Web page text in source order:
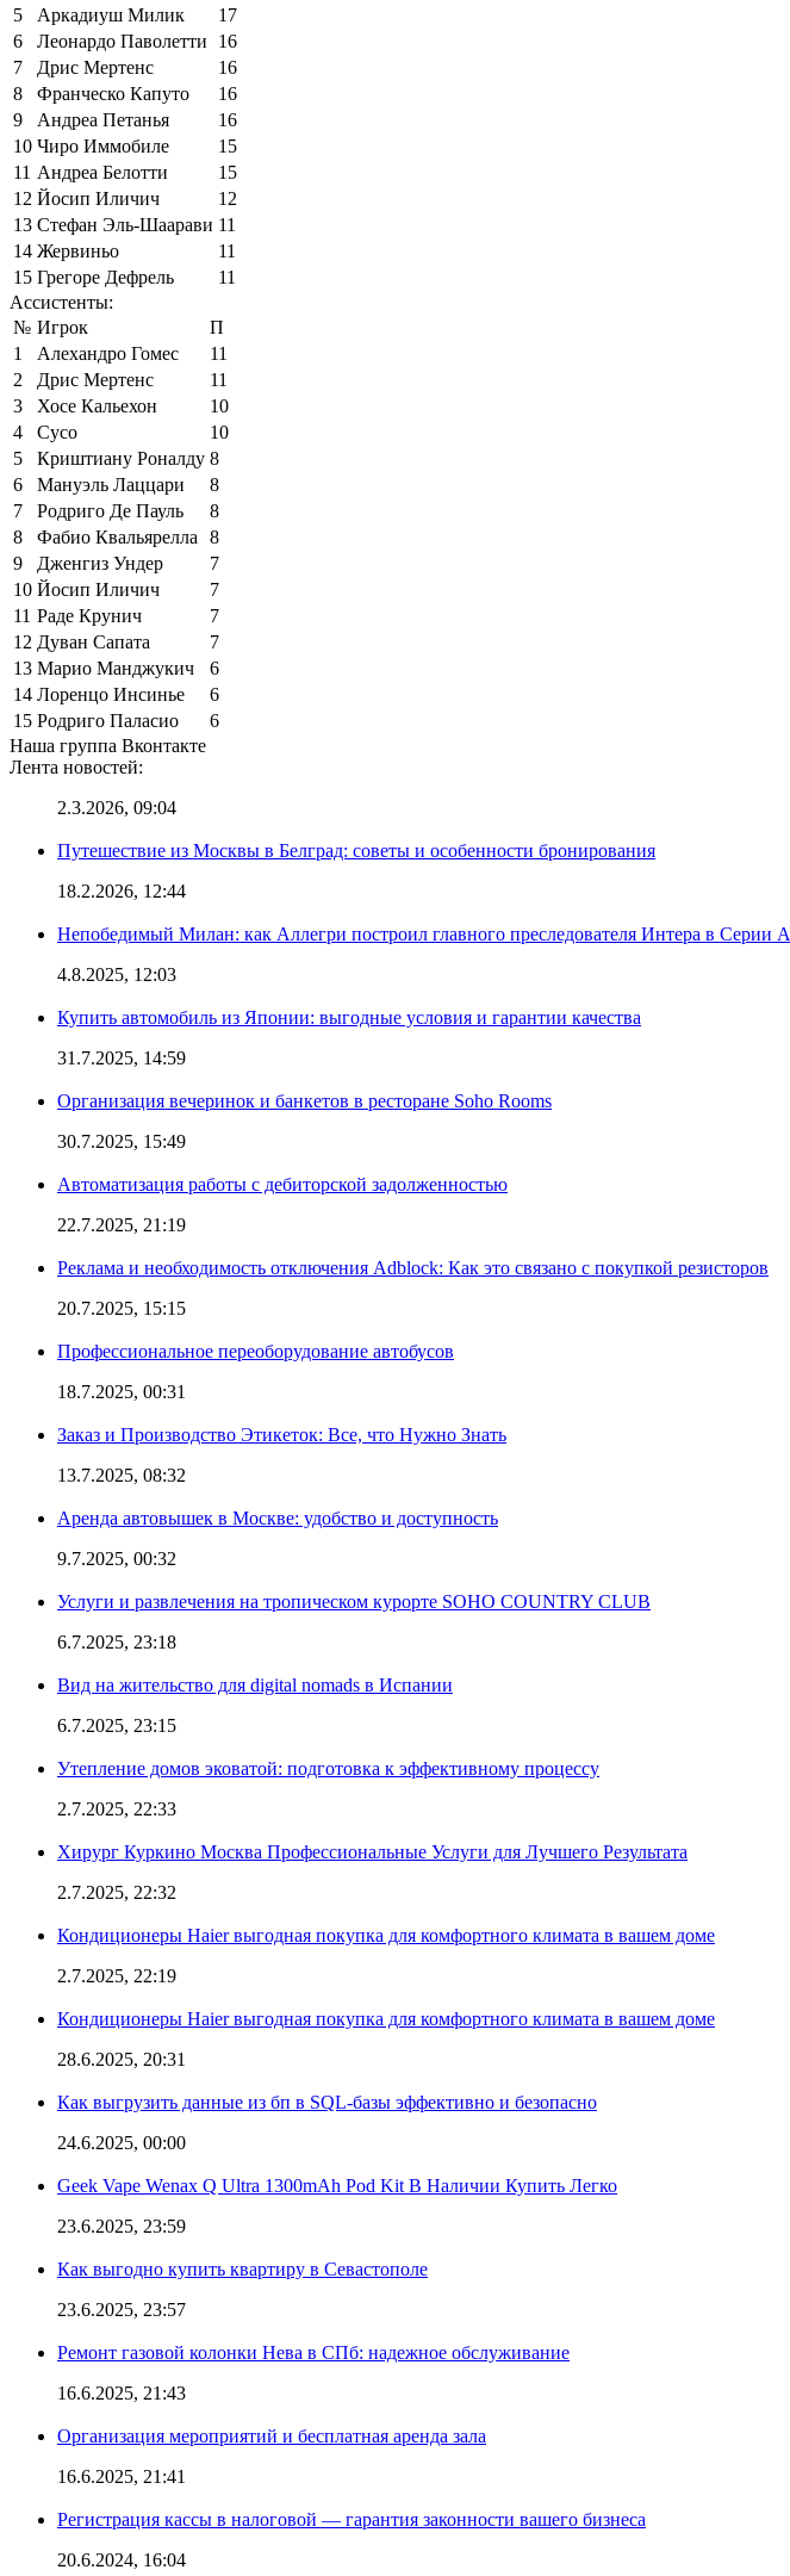
5
Аркадиуш Милик
17
6
Леонардо Паволетти
16
7
Дрис Мертенс
16
8
Франческо Капуто
16
9
Андреа Петанья
16
10 Чиро Иммобиле
15
11 Андреа Белотти
15
12 Йосип Иличич
12
13 Стефан Эль-Шаарави 11
14 Жервиньо
11
15 Грегоре Дефрель
11
Ассистенты:
№ Игрок
П
1
Алехандро Гомес
11
2
Дрис Мертенс
11
3
Хосе Кальехон
10
4
Сусо
10
5
Криштиану Роналду 8
6
Мануэль Лаццари
8
7
Родриго Де Пауль
8
8
Фабио Квальярелла
8
9
Дженгиз Ундер
7
10 Йосип Иличич
7
11 Раде Крунич
7
12 Дуван Сапата
7
13 Марио Манджукич
6
14 Лоренцо Инсинье
6
15 Родриго Паласио
6
Наша группа Вконтакте
Лента новостей:
2.3.2026, 09:04
Путешествие из Москвы в Белград: советы и особенности бронирования
18.2.2026, 12:44
Непобедимый Милан: как Аллегри построил главного преследователя Интера в Серии А
4.8.2025, 12:03
Купить автомобиль из Японии: выгодные условия и гарантии качества
31.7.2025, 14:59
Организация вечеринок и банкетов в ресторане Soho Rooms
30.7.2025, 15:49
Автоматизация работы с дебиторской задолженностью
22.7.2025, 21:19
Реклама и необходимость отключения Adblock: Как это связано с покупкой резисторов
20.7.2025, 15:15
Профессиональное переоборудование автобусов
18.7.2025, 00:31
Заказ и Производство Этикеток: Все, что Нужно Знать
13.7.2025, 08:32
Аренда автовышек в Москве: удобство и доступность
9.7.2025, 00:32
Услуги и развлечения на тропическом курорте SOHO COUNTRY CLUB
6.7.2025, 23:18
Вид на жительство для digital nomads в Испании
6.7.2025, 23:15
Утепление домов эковатой: подготовка к эффективному процессу
2.7.2025, 22:33
Хирург Куркино Москва Профессиональные Услуги для Лучшего Результата
2.7.2025, 22:32
Кондиционеры Haier выгодная покупка для комфортного климата в вашем доме
2.7.2025, 22:19
Кондиционеры Haier выгодная покупка для комфортного климата в вашем доме
28.6.2025, 20:31
Как выгрузить данные из бп в SQL-базы эффективно и безопасно
24.6.2025, 00:00
Geek Vape Wenax Q Ultra 1300mAh Pod Kit В Наличии Купить Легко
23.6.2025, 23:59
Как выгодно купить квартиру в Севастополе
23.6.2025, 23:57
Ремонт газовой колонки Нева в СПб: надежное обслуживание
16.6.2025, 21:43
Организация мероприятий и бесплатная аренда зала
16.6.2025, 21:41
Регистрация кассы в налоговой — гарантия законности вашего бизнеса
20.6.2024, 16:04